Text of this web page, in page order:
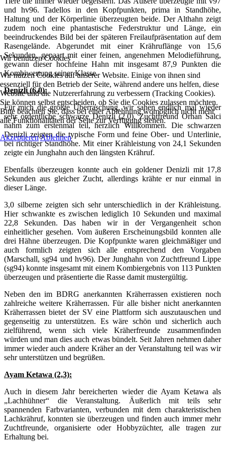
und hv96. Tadellos in den Kopfpunkten, prima in Standhöhe,
Haltung und der Körperlinie überzeugten beide. Der Althahn zeigt
zudem noch eine phantastische Federstruktur und Länge, ein
beeindruckendes Bild bei der späteren Freilaufpräsentation auf dem
Rasengelände. Abgerundet mit einer Krähruflänge von 15,6
Sekunden, gepaart mit einer feinen, angenehmen Melodieführung,
gewann dieser hochfeine Hahn mit insgesamt 87,9 Punkten die
Kombiwertung seiner Klasse.
Denizli (6,0):
Für mich die größte Überraschung, wir sahen endlich mal wieder
sehr ordentliche schwarze Denizli (2,0). Zuchtfreund Orhan Salci
nahm zum erstenmal teil, herzlich Willkommen. Die schwarzen
Denizli zeigten die typische Form und feine Ober- und Unterlinie,
bei richtiger Standhöhe. Mit einer Krähleistung von 24,1 Sekunden
zeigte ein Junghahn auch den längsten Krähruf.
Ebenfalls überzeugen konnte auch ein goldener Denizli mit 17,8
Sekunden aus gleicher Zucht, allerdings krähte er nur einmal in
dieser Länge.
3,0 silberne zeigten sich sehr unterschiedlich in der Krähleistung.
Hier schwankte es zwischen lediglich 10 Sekunden und maximal
22,8 Sekunden. Das haben wir in der Vergangenheit schon
einheitlicher gesehen. Vom äußeren Erscheinungsbild konnten alle
drei Hähne überzeugen. Die Kopfpunkte waren gleichmäßiger und
auch formlich zeigten sich alle entsprechend den Vorgaben
(Marschall, sg94 und hv96). Der Junghahn von Zuchtfreund Lippe
(sg94) konnte insgesamt mit einem Kombiergebnis von 113 Punkten
überzeugen und präsentierte die Rasse damit mustergültig.
Neben den im BDRG anerkannten Kräherrassen existieren noch
zahlreiche weitere Kräherrassen. Für alle bisher nicht anerkannten
Kräherrassen bietet der SV eine Plattform sich auszutauschen und
gegenseitig zu unterstützen. Es wäre schön und sicherlich auch
zielführend, wenn sich viele Kräherfreunde zusammenfinden
würden und man dies auch etwas bündelt. Seit Jahren nehmen daher
immer wieder auch andere Kräher an der Veranstaltung teil was wir
sehr unterstützen und begrüßen.
Ayam Ketawa (2,3):
Auch in diesem Jahr bereicherten wieder die Ayam Ketawa als
„Lachhühner“ die Veranstaltung. Äußerlich mit teils sehr
spannenden Farbvarianten, verbunden mit dem charakteristischen
Lachkrähruf, konnten sie überzeugen und finden auch immer mehr
Zuchtfreunde, organisierte oder Hobbyzüchter, alle tragen zur
Erhaltung bei.
Wir benutzen Cookies
Wir nutzen Cookies auf unserer Website. Einige von ihnen sind
essenziell für den Betrieb der Seite, während andere uns helfen, diese
Website und die Nutzererfahrung zu verbessern (Tracking Cookies).
Sie können selbst entscheiden, ob Sie die Cookies zulassen möchten.
Bitte beachten Sie, dass bei einer Ablehnung womöglich nicht mehr
alle Funktionalitäten der Seite zur Verfügung stehen.
AkzeptierenAblehnen